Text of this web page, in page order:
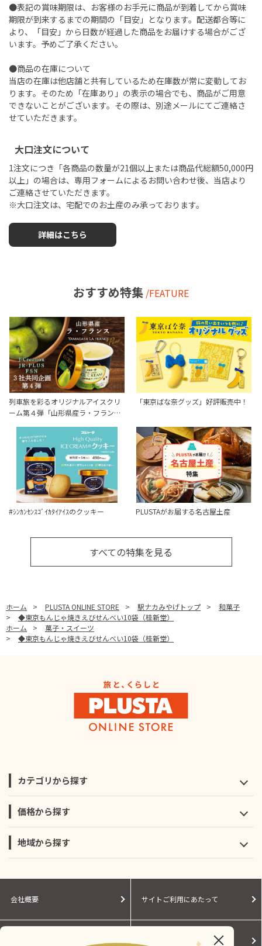
●表記の賞味期限は、お客様のお手元に商品が到着してから賞味
期限が到来するまでの期間の「目安」となります。配送都合等に
より、「目安」から日数が経過した商品をお届けする場合がござ
います。予めご了承ください。
●商品の在庫について
当店の在庫は他店舗と共有しているため在庫数が常に変動してお
ります。そのため「在庫あり」の表示の場合でも、商品がご用意
できないことがございます。その際は、別途メールにてご連絡さ
せていただきます。
大口注文について
1注文につき「各商品の数量が21個以上または商品代総額50,000円
以上」の場合は、専用フォームによるお問い合わせ後、当店より
ご連絡させていただきます。
※大口注文は、宅配でのお土産のみ承っております。
詳細はこちら
おすすめ特集 /FEATURE
列車旅を彩るオリジナルアイスクリ
ーム第４弾「山形県産ラ・フラン…
「東京ばな奈グッズ」好評販売中！
#ｼﾝｶﾝｾﾝｽｺﾞｲｶﾀｲｱｲｽのクッキー PLUSTAがお届する名古屋土産
すべての特集を見る
ホーム > PLUSTA ONLINE STORE > 駅ナカみやげトップ >
和菓子
>
◆東京もんじゃ焼きえびせんべい10袋（桂新堂）
ホーム
>
菓子・スイーツ
>
◆東京もんじゃ焼きえびせんべい10袋（桂新堂）
カテゴリから探す
価格から探す
地域から探す
会社概要 サイトご利用にあたって